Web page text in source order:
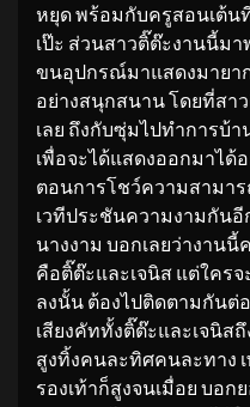
หยุด พร้อมกับครูสอนเต้น
เป๊ะ ส่วนสาวติ๊ต๊ะงานนี้ม
ขนอุปกรณ์มาแสดงมายา
อย่างสนุกสนาน โดยที่สา
เลย ถึงกับซุ่มไปทำการบ้
เพื่อจะได้แสดงออกมาได้
ตอนการโชว์ความสามาร
เวทีประชันความงามกัน
นางงาม บอกเลยว่างาน
คือติ๊ต๊ะและเจนิส แต่ใคร
ลงนั้น ต้องไปติดตามกันต่
เสียงคัททั้งติ๊ต๊ะและเจนิส
สูงทิ้งคนละทิศคนละทาง
รองเท้าก็สูงจนเมื่อย บอก